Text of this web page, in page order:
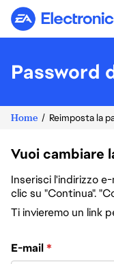
Password
Home Reimposta la
Vuoi cambiare
Inserisci l'indirizzo
clic su "Continua".
Ti invieremo un link
Reimposta la
E-mail*